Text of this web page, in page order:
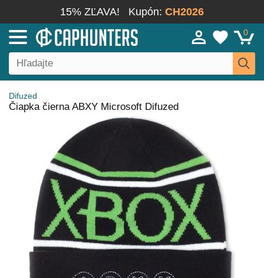
15% ZĽAVA! Kupón: CH2026
0
Difuzed
Čiapka čierna ABXY Microsoft Difuzed